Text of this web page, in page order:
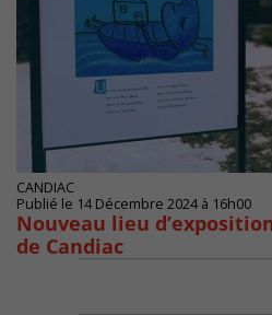
CANDIAC
Publié le 14 Décembre 2024 à 16h00
Nouveau lieu
de Candiac